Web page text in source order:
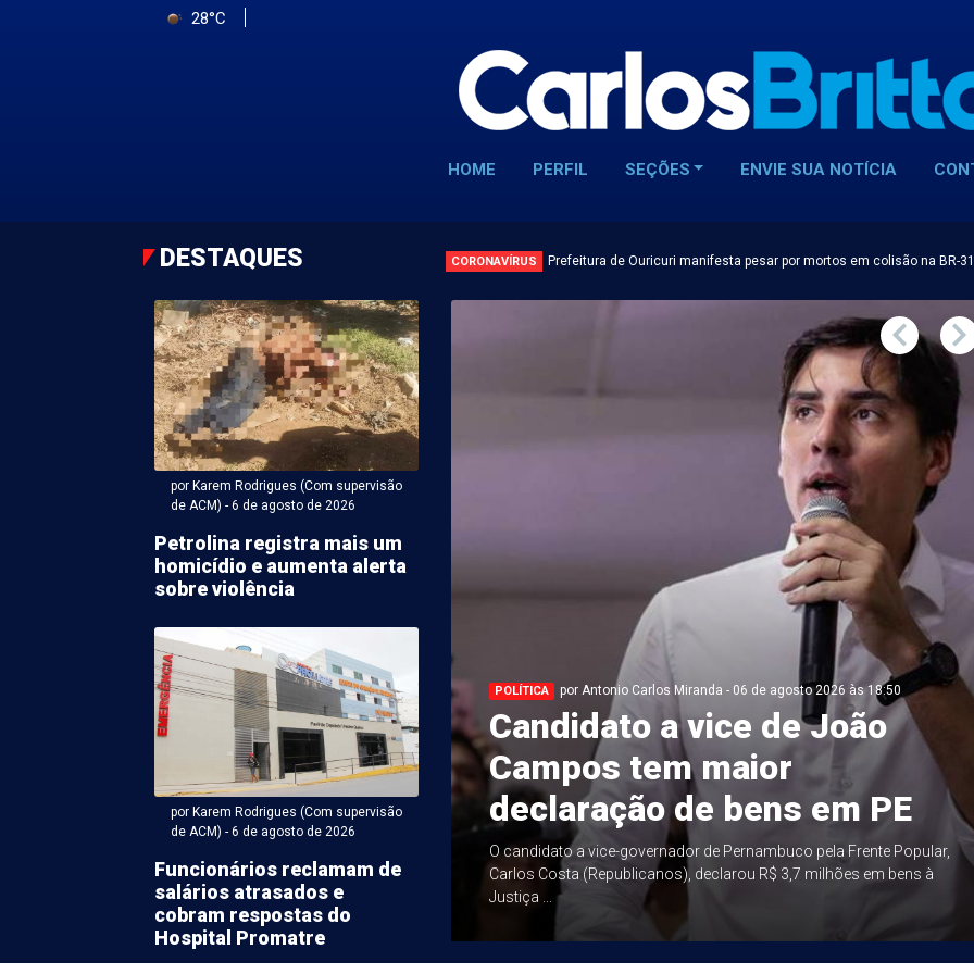
28°C
HOME PERFIL SEÇÕES ENVIE SUA NOTÍCIA
DESTAQUES CORONAVÍRUS Prefeitura de Ouricuri manifesta pesar por mortos em colisão na BR-
por Karem Rodrigues (Com supervisão
de ACM) - 6 de agosto de 2026
Petrolina registra mais um
homicídio e aumenta alerta
sobre violência
por Karem Rodrigues (Com supervisão
de ACM) - 6 de agosto de 2026
Funcionários reclamam de
salários atrasados e
cobram respostas do
Hospital Promatre
Rodrigues (Com supervisão de ACM) - 06 de agosto 2026 às
dengue aumentam
Pernambuco
continuam em alta em Pernambuco. Entre 4 de
POLÍTICA por Antonio Carlos Miranda - 06 de agosto 2026 às 18:50
Candidato a vice de João
Campos tem maior
declaração de bens em PE
O candidato a vice-governador de Pernambuco pela Frente Popular,
Carlos Costa (Republicanos), declarou R$ 3,7 milhões em bens à
Justiça ...